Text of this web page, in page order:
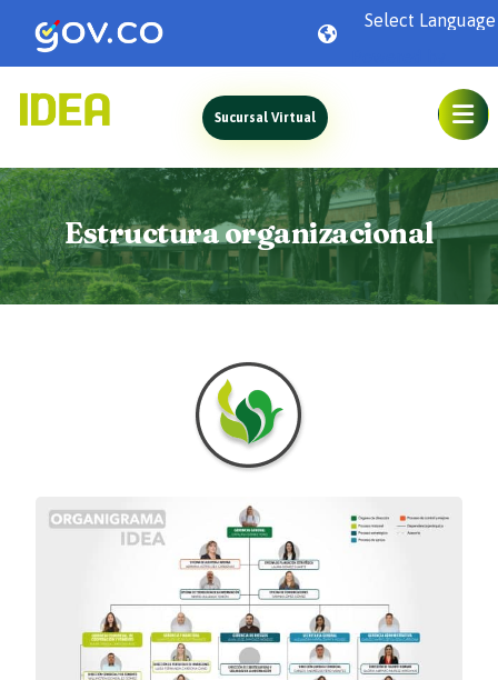
Sucursal Virtual
Estructura organizacional